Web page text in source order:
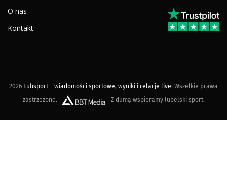
O nas
Kontakt
2026 Lubsport – wiadomości sportowe, wyniki i relacje live. Wszelkie prawa
zastrzeżone.
Z dumą wspieramy lubelski sport.